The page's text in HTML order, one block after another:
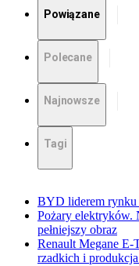
Powiązane
Polecane
Najnowsze
Tagi
BYD liderem rynku
Pożary elektryków.
pełniejszy obraz
Renault Megane
rzadkich i